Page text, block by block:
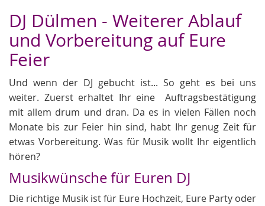
DJ Dülmen - Weiterer Ablauf
und Vorbereitung auf Eure
Feier
Und wenn der DJ gebucht ist... So geht es bei uns
weiter. Zuerst erhaltet Ihr eine Auftragsbestätigung
mit allem drum und dran. Da es in vielen Fällen noch
Monate bis zur Feier hin sind, habt Ihr genug Zeit für
etwas Vorbereitung. Was für Musik wollt Ihr eigentlich
hören?
Musikwünsche für Euren DJ
Die richtige Musik ist für Eure Hochzeit, Eure Party oder